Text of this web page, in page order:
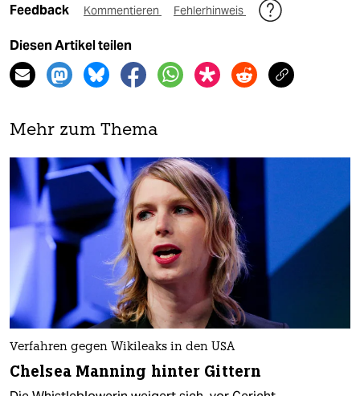
Feedback Kommentieren Fehlerhinweis
Diesen Artikel teilen
Mehr zum Thema
Verfahren gegen Wikileaks in den USA
Chelsea Manning hinter Gittern